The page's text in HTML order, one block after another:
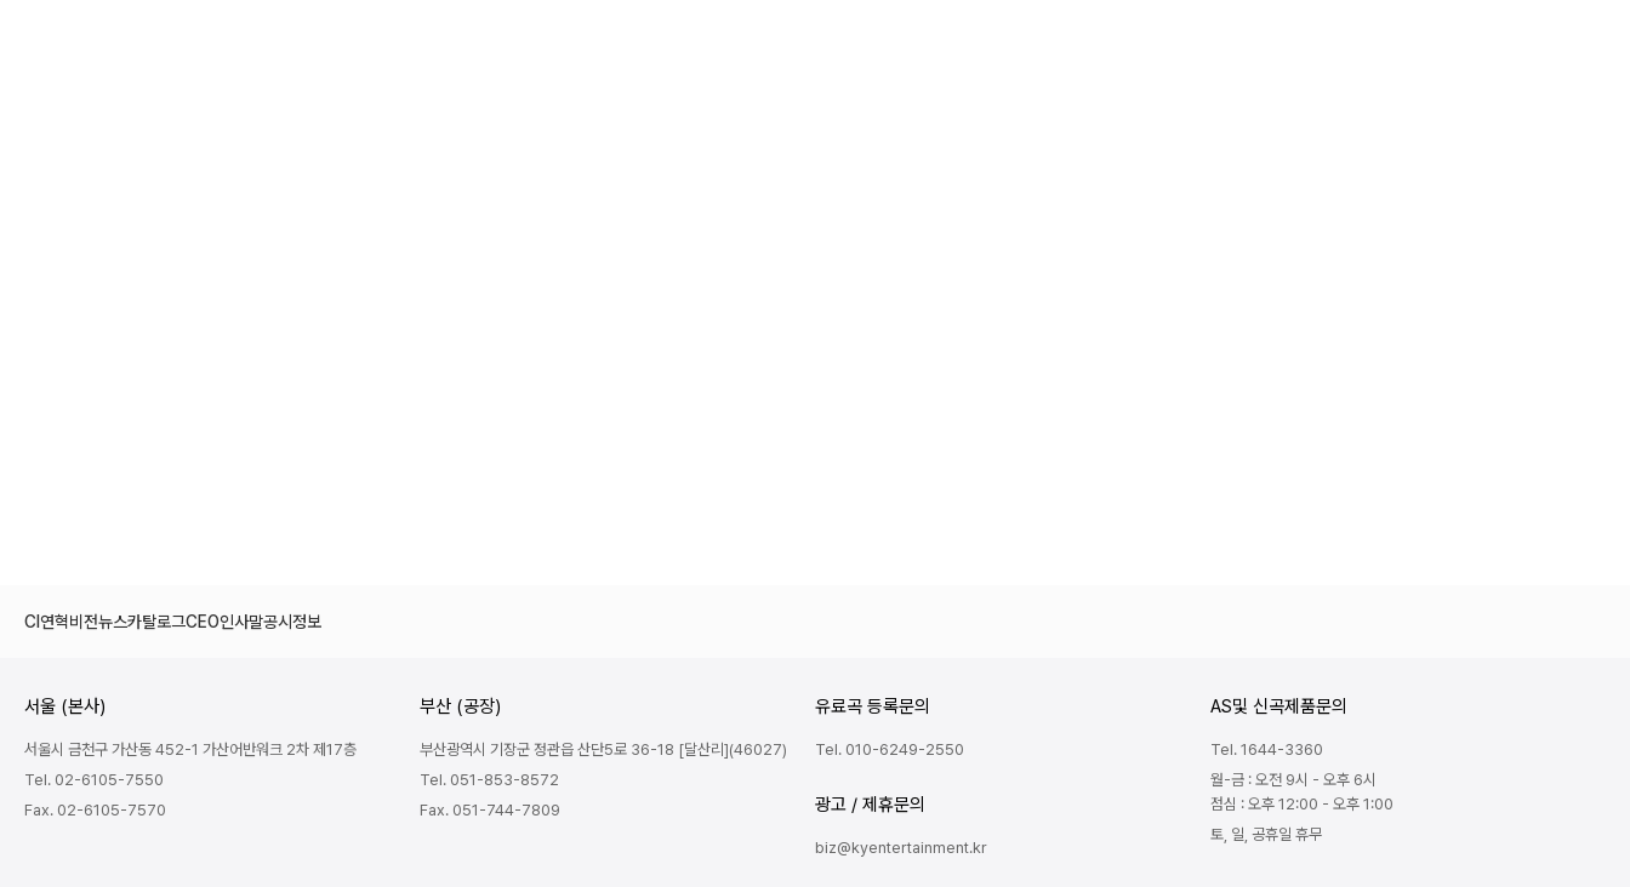
CI연혁비전뉴스카탈로그CEO인사말공시정보
서울 (본사)
서울시 금천구 가산동 452-1 가산어반워크 2차 제17층
Tel. 02-6105-7550
Fax. 02-6105-7570
부산 (공장)
부산광역시 기장군 정관읍 산단5로 36-18 [달산리](46027)
Tel. 051-853-8572
Fax. 051-744-7809
유료곡 등록문의
Tel. 010-6249-2550
광고 / 제휴문의
biz@kyentertainment.kr
AS및 신곡제품문의
Tel. 1644-3360
월-금 : 오전 9시 - 오후 6시
점심 : 오후 12:00 - 오후 1:00
토, 일, 공휴일 휴무